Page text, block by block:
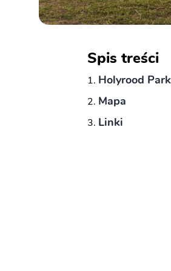
Spis treści
Holyrood Park
Mapa
Linki